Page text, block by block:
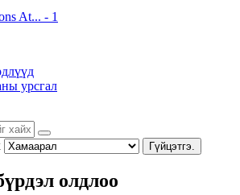
At... - 1
урсгал
Гүйцэтгэ.
олдлоо